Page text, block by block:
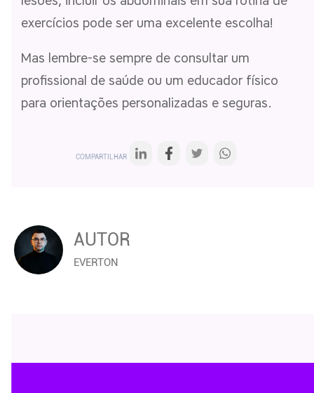
exercícios pode ser uma excelente escolha!
Mas lembre-se sempre de consultar um
profissional de saúde ou um educador físico
para orientações personalizadas e seguras.
COMPARTILHAR
AUTOR
EVERTON